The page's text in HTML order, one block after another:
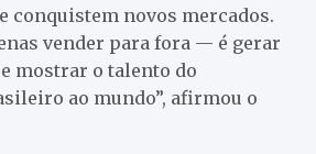
conquistem novos mercados.
vender para fora — é gerar
mostrar o talento do
ao mundo”, afirmou o